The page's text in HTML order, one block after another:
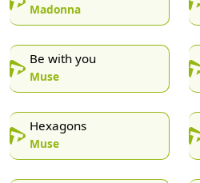
Madonna
Be with you
Muse
Hexagons
Muse